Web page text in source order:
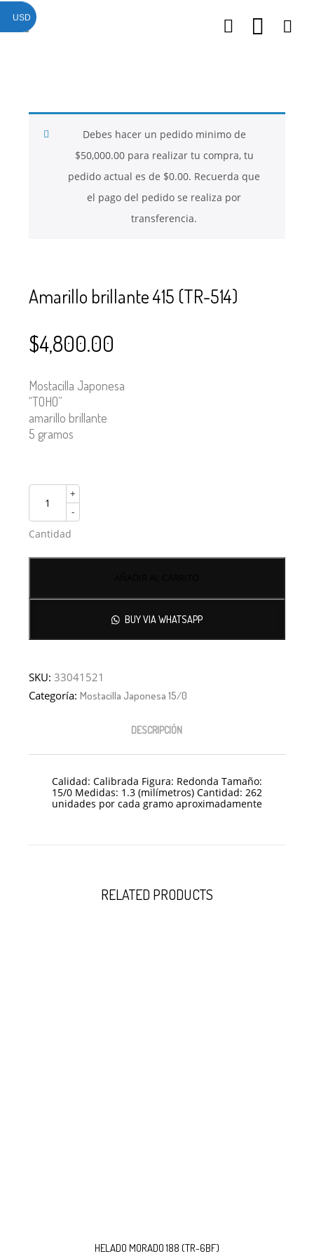
SE USAN PARA
BISUTERÍA Y
MOSTACILLA?
CURSOS
Debes hacer un pedido minimo de
$50,000.00para realizar tu compra, tu
pedido actual es de $0.00. Recuerda que
el pago del pedido se realiza por
transferencia.
Amarillo brillante 415 (TR-514)
$4,800.00
Mostacilla Japonesa
“TOHO”
amarillo brillante
5 gramos
+
-
Cantidad
BUY VIA WHATSAPP
SKU:33041521
Categoría:Mostacilla Japonesa 15/0
DESCRIPCIÓN
Calidad: Calibrada Figura: Redonda Tamaño:
15/0 Medidas: 1.3 (milímetros) Cantidad: 262
unidades por cada gramo aproximadamente
RELATED PRODUCTS
HELADO MORADO 188 (TR-6BF)
USD